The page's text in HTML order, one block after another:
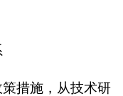
措施，从技术研